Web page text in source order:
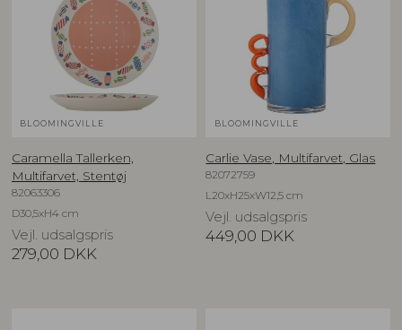
BLOOMINGVILLE
Caramella Tallerken,
Multifarvet, Stentøj
82063306
D30,5xH4 cm
Vejl. udsalgspris
279,00 DKK
BLOOMINGVILLE
Carlie Vase, Multifarvet, Glas
82072759
L20xH25xW12,5 cm
Vejl. udsalgspris
449,00 DKK